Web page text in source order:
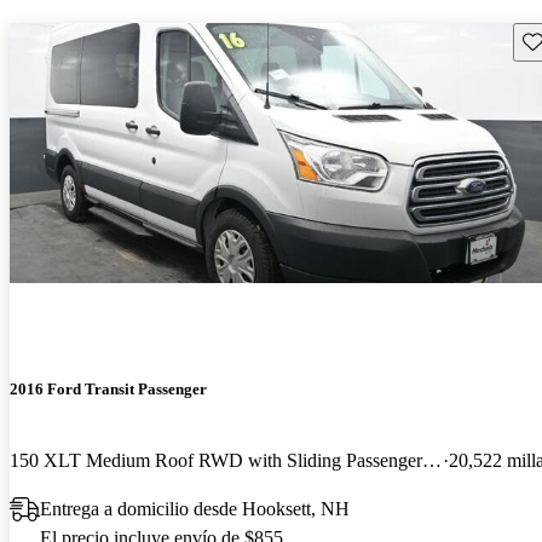
2016 Ford Transit Passenger
150 XLT Medium Roof RWD with Sliding Passenger-Side Door 20,522
Entrega a domicilio desde Hooksett, NH